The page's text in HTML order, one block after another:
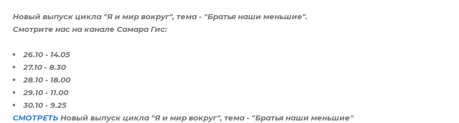
Новый выпуск цикла "Я и мир вокруг", тема - "Братья наши меньшие".
Смотрите нас на канале Самара Гис:
26.10 - 14.05
27.10 - 8.30
28.10 - 18.00
29.10 - 11.00
30.10 - 9.25
СМОТРЕТЬ Новый выпуск цикла "Я и мир вокруг", тема - "Братья наши меньшие"